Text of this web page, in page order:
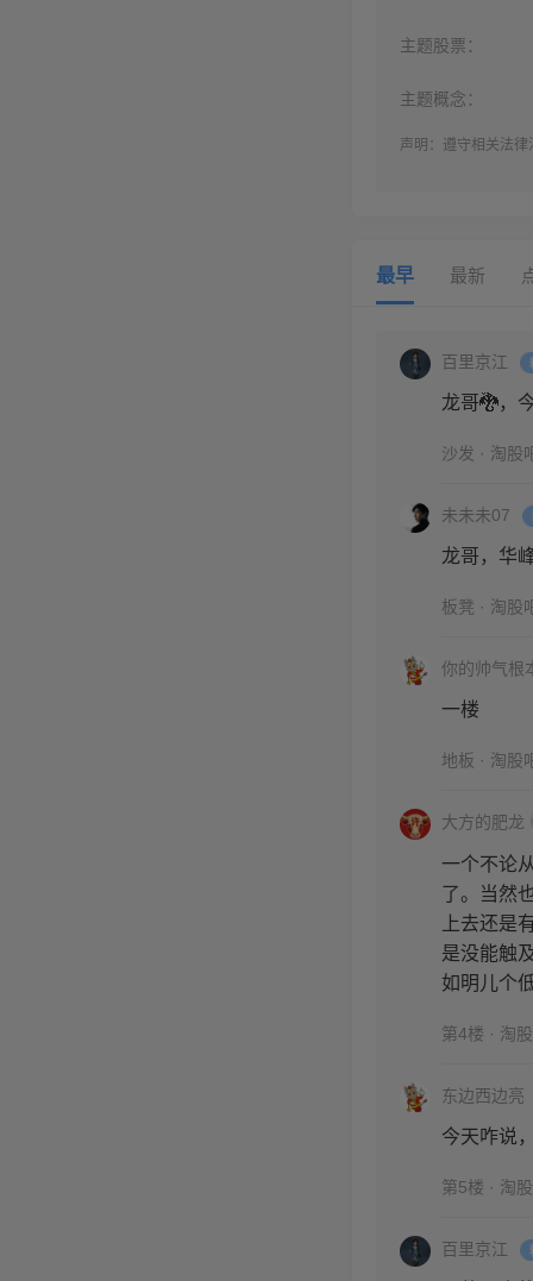
主题股票：
主题概念：
声明：遵守相关法
最早 最新
百里京江
龙哥🐉，
沙发 · 淘股
未未未07
龙哥，华
板凳 · 淘股
你的帅气根
一楼
地板 · 淘股
大方的肥龙
一个不论
了。当然
上去还是
是没能触
如明儿个
第4楼 · 淘
东边西边亮
今天咋说
第5楼 · 淘
百里京江